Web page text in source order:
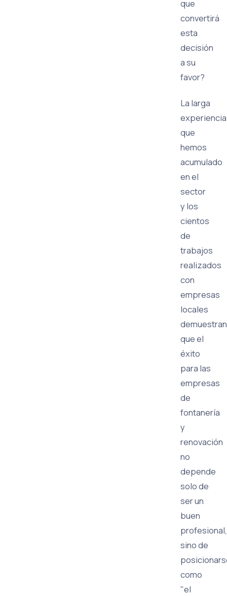
que
convertirá
esta
decisión
a su
favor?
La larga
experiencia
que
hemos
acumulado
en el
sector
y los
cientos
de
trabajos
realizados
con
empresas
locales
demuestran
que el
éxito
para las
empresas
de
fontanería
y
renovación
no
depende
solo de
ser un
buen
profesional,
sino de
como
"el